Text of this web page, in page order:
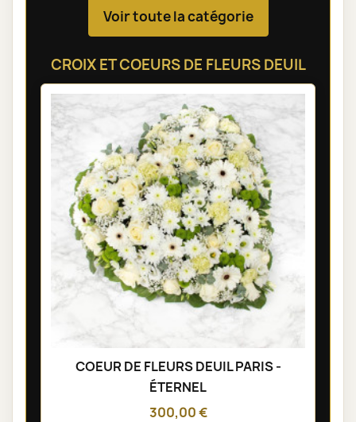
Voir toute la catégorie
CROIX ET COEURS DE FLEURS DEUIL
COEUR DE FLEURS DEUIL PARIS -
ÉTERNEL
300,00 €